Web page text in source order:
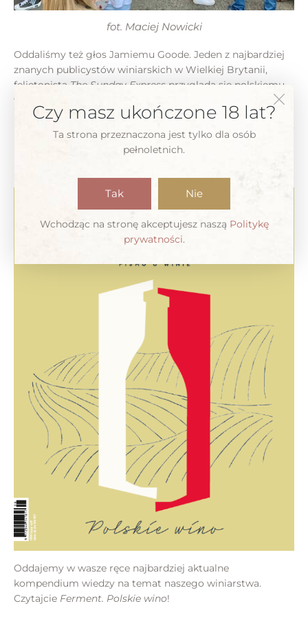
fot. Maciej Nowicki
Oddaliśmy też głos Jamiemu Goode. Jeden z najbardziej
znanych publicystów winiarskich w Wielkiej Brytanii,
felietonista The Sunday Express przygląda się polskiemu
winu z dystansu i opisuje swoje wrażenia z nim związane.
Piszą dla nas jak zawsze Marek Bieńczyk, Sławomir Sochaj,
Kuba Janicki i, oczywiście nasz stały zespół – Ewa Rybak,
Inka Wrońska, Maciej Nowicki i (wyżej podpisany) Tomasz
Oddajemy w wasze ręce najbardziej aktualne
kompendium wiedzy na temat naszego winiarstwa.
Czytajcie Ferment. Polskie wino!
Czy masz ukończone 18 lat?
Ta strona przeznaczona jest tylko dla osób
pełnoletnich.
Tak Nie
Wchodząc na stronę akceptujesz naszą Politykę
prywatności.